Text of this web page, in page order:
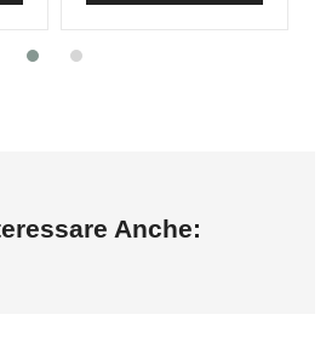
Anche: